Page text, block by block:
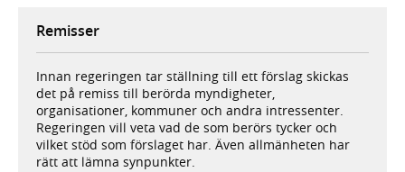
Remisser
Innan regeringen tar ställning till ett förslag skickas
det på remiss till berörda myndigheter,
organisationer, kommuner och andra intressenter.
Regeringen vill veta vad de som berörs tycker och
vilket stöd som förslaget har. Även allmänheten har
rätt att lämna synpunkter.